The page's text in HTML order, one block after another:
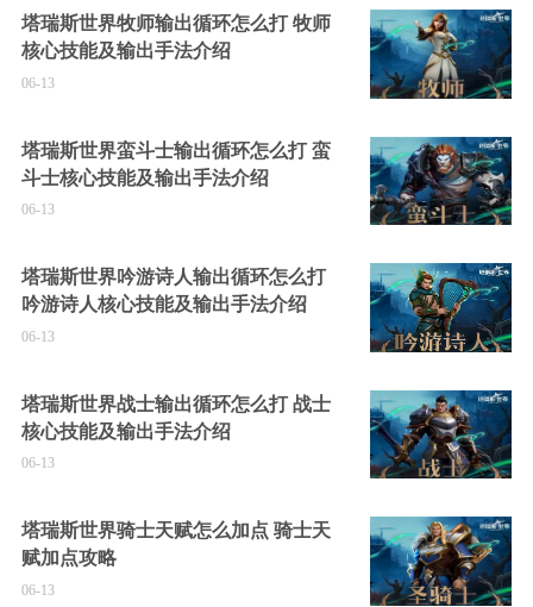
塔瑞斯世界牧师输出循环怎么打 牧师
核心技能及输出手法介绍
06-13
塔瑞斯世界蛮斗士输出循环怎么打 蛮
斗士核心技能及输出手法介绍
06-13
塔瑞斯世界吟游诗人输出循环怎么打
吟游诗人核心技能及输出手法介绍
06-13
塔瑞斯世界战士输出循环怎么打 战士
核心技能及输出手法介绍
06-13
塔瑞斯世界骑士天赋怎么加点 骑士天
赋加点攻略
06-13